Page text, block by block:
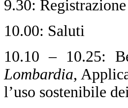
9.30:
10.00: Saluti
10.10 – 10.25:
Lombardia,
l’uso sostenibile